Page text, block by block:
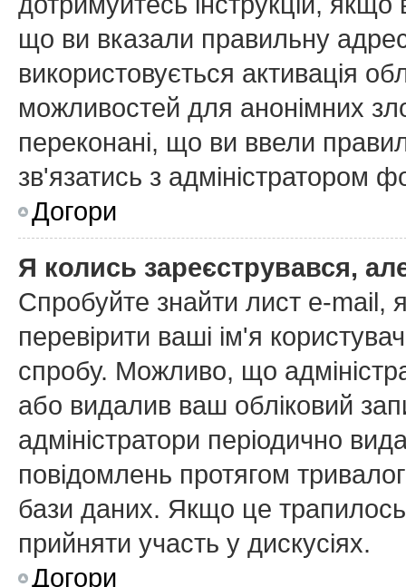
що ви вказали правильну
використовується активація
можливостей для анонімних
переконані, що ви ввели
зв'язатись з адміністратором
Догори
Я колись зареєструвався,
Спробуйте знайти лист e-mail,
перевірити ваші ім'я
спробу. Можливо, що
або видалив ваш обліковий
адміністратори періодично
повідомлень протягом
бази даних. Якщо це
прийняти участь у дискусіях.
Догори